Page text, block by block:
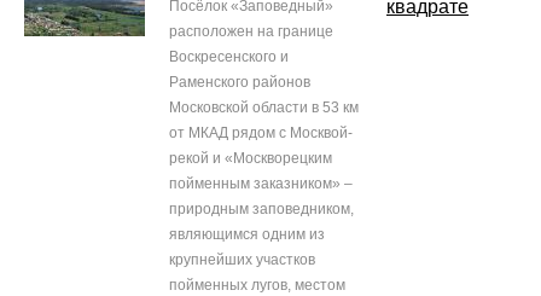
Посёлок «Заповедный»
расположен на границе
Воскресенского и
Раменского районов
Московской области в 53 км
от МКАД рядом с Москвой-
рекой и «Москворецким
пойменным заказником» –
природным заповедником,
являющимся одним из
крупнейших участков
пойменных лугов, местом
квадрате